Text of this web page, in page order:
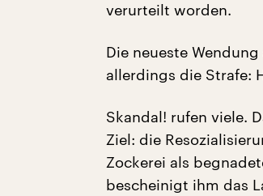
verurteilt worden.
Die neueste
allerdings die Strafe:
Skandal! rufen viele.
Ziel: die
Zockerei als
bescheinigt ihm das